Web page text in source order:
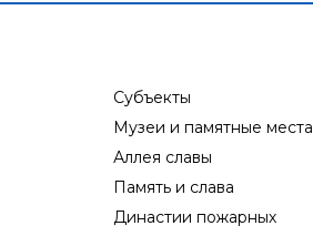
Субъекты
Музеи и памятные места
Аллея славы
Память и слава
Династии пожарных